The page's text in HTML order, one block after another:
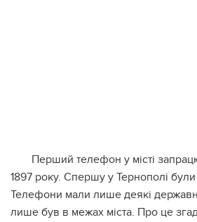
Перший телефон у місті
1897 року. Спершу у Тернополі
Телефони мали лише деякі
лише був в межах міста. Про це